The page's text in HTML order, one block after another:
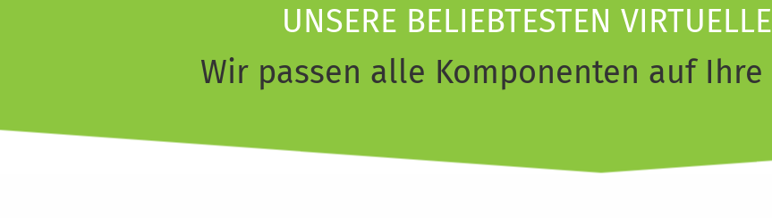
UNSERE BELIEBTESTEN
Wir passen alle Komponenten auf